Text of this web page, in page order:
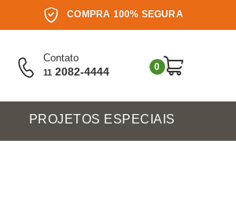
COMPRA 100% SEGURA
Contato
11 2082-4444 0
PROJETOS ESPECIAIS